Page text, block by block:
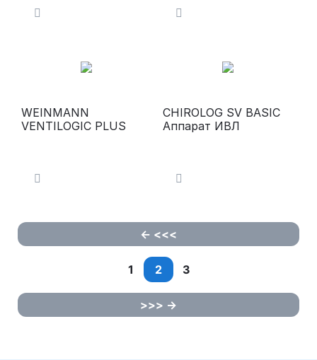
WEINMANN
VENTILOGIC PLUS
CHIROLOG SV BASIC
Аппарат ИВЛ
<<<
1 2 3
>>>